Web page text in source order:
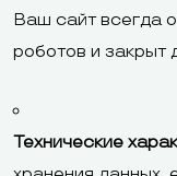
Ваш сайт всегда
роботов и закрыт
Технические